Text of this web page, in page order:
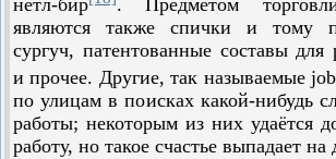
нетл-бир
. Предметом
являются также спички и тому
сургуч, патентованные со­ставы для
и прочее. Другие, так называемые
по улицам в поисках какой-нибудь
работы; некоторым из них удаётся
работу, но такое счастье выпадает